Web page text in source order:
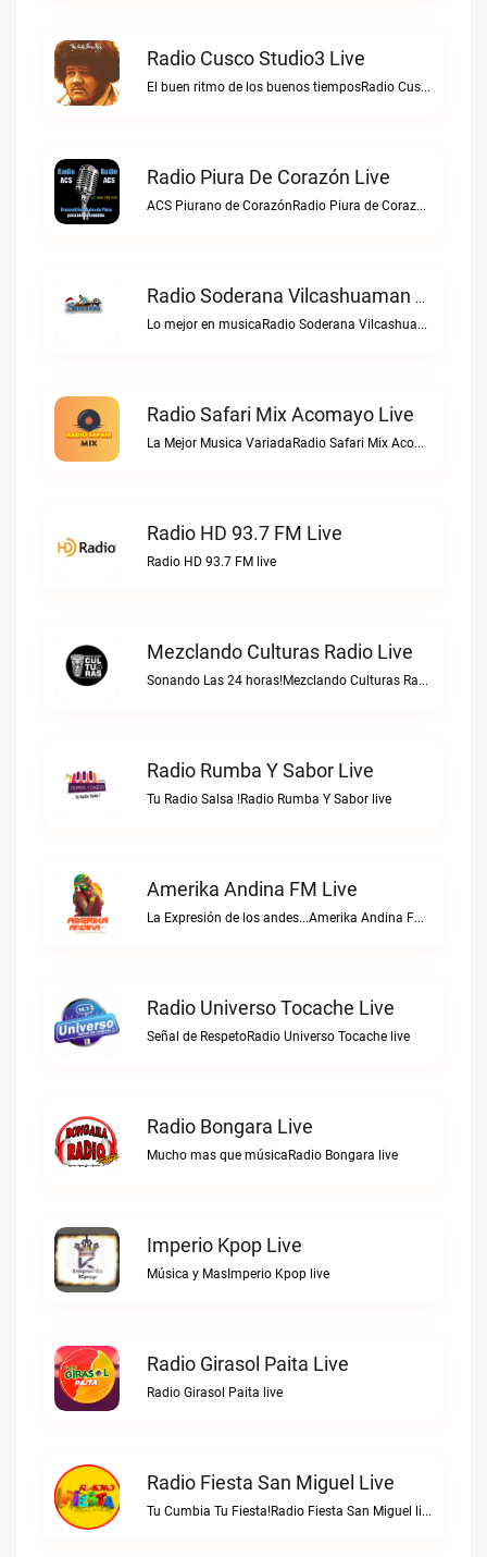
Radio Cusco Studio3 Live
El buen ritmo de los buenos tiemposRadio Cusco Studio3 live
Radio Piura De Corazón Live
ACS Piurano de CorazónRadio Piura de Corazón live
Radio Soderana Vilcashuaman Live
Lo mejor en musicaRadio Soderana Vilcashuaman live
Radio Safari Mix Acomayo Live
La Mejor Musica VariadaRadio Safari Mix Acomayo live
Radio HD 93.7 FM Live
Radio HD 93.7 FM live
Mezclando Culturas Radio Live
Sonando Las 24 horas!Mezclando Culturas Radio live
Radio Rumba Y Sabor Live
Tu Radio Salsa !Radio Rumba Y Sabor live
Amerika Andina FM Live
La Expresión de los andes...Amerika Andina FM live
Radio Universo Tocache Live
Señal de RespetoRadio Universo Tocache live
Radio Bongara Live
Mucho mas que músicaRadio Bongara live
Imperio Kpop Live
Música y MasImperio Kpop live
Radio Girasol Paita Live
Radio Girasol Paita live
Radio Fiesta San Miguel Live
Tu Cumbia Tu Fiesta!Radio Fiesta San Miguel live